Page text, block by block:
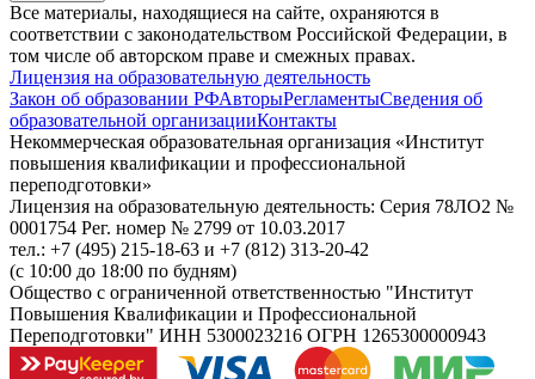
Все материалы, находящиеся на сайте, охраняются в
соответствии с законодательством Российской Федерации, в
том числе об авторском праве и смежных правах.
Лицензия на образовательную деятельность
Закон об образовании РФАвторыРегламентыСведения об
образовательной организацииКонтакты
Некоммерческая образовательная организация «Институт
повышения квалификации и профессиональной
переподготовки»
Лицензия на образовательную деятельность: Серия 78ЛО2 №
0001754 Рег. номер № 2799 от 10.03.2017
тел.: +7 (495) 215-18-63 и +7 (812) 313-20-42
(с 10:00 до 18:00 по будням)
Общество с ограниченной ответственностью "Институт
Повышения Квалификации и Профессиональной
Переподготовки" ИНН 5300023216 ОГРН 1265300000943